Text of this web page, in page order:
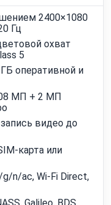
2400×1080
Гц
охват
5
оперативной и
МП + 2 МП
видео до
карта или
n/ac, Wi‑Fi Direct,